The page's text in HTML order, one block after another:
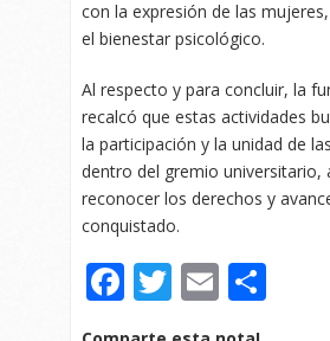
con la expresión de las
el bienestar psicológico.
Al respecto y para concluir, la
recalcó que estas actividades
la participación y la unidad de
dentro del gremio universitario,
reconocer los derechos y
conquistado.
Facebook
Twitter
Email